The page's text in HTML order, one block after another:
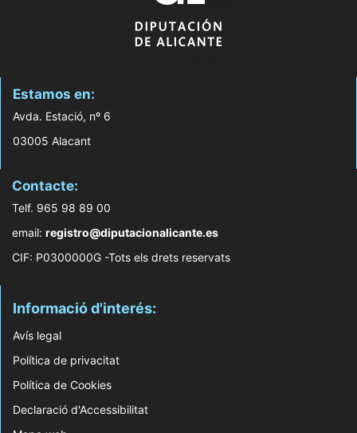
Estamos en:
Avda. Estació, nº 6
03005 Alacant
Contacte:
Telf. 965 98 89 00
email: registro@diputacionalicante.es
CIF: P0300000G -Tots els drets reservats
Informació d'interés:
Avís legal
Política de privacitat
Política de Cookies
Declaració d'Accessibilitat